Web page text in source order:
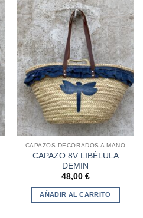
Añadir
a la
lista de
deseos
CAPAZOS DECORADOS A MANO
CAPAZO 8V LIBÉLULA
DEMIN
48,00 €
AÑADIR AL CARRITO